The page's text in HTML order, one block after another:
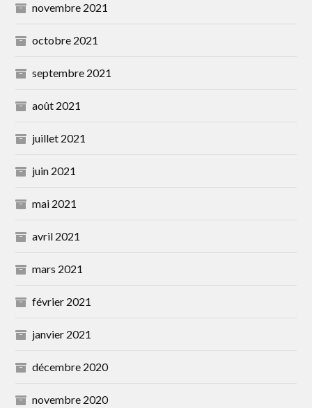
novembre 2021
octobre 2021
septembre 2021
août 2021
juillet 2021
juin 2021
mai 2021
avril 2021
mars 2021
février 2021
janvier 2021
décembre 2020
novembre 2020